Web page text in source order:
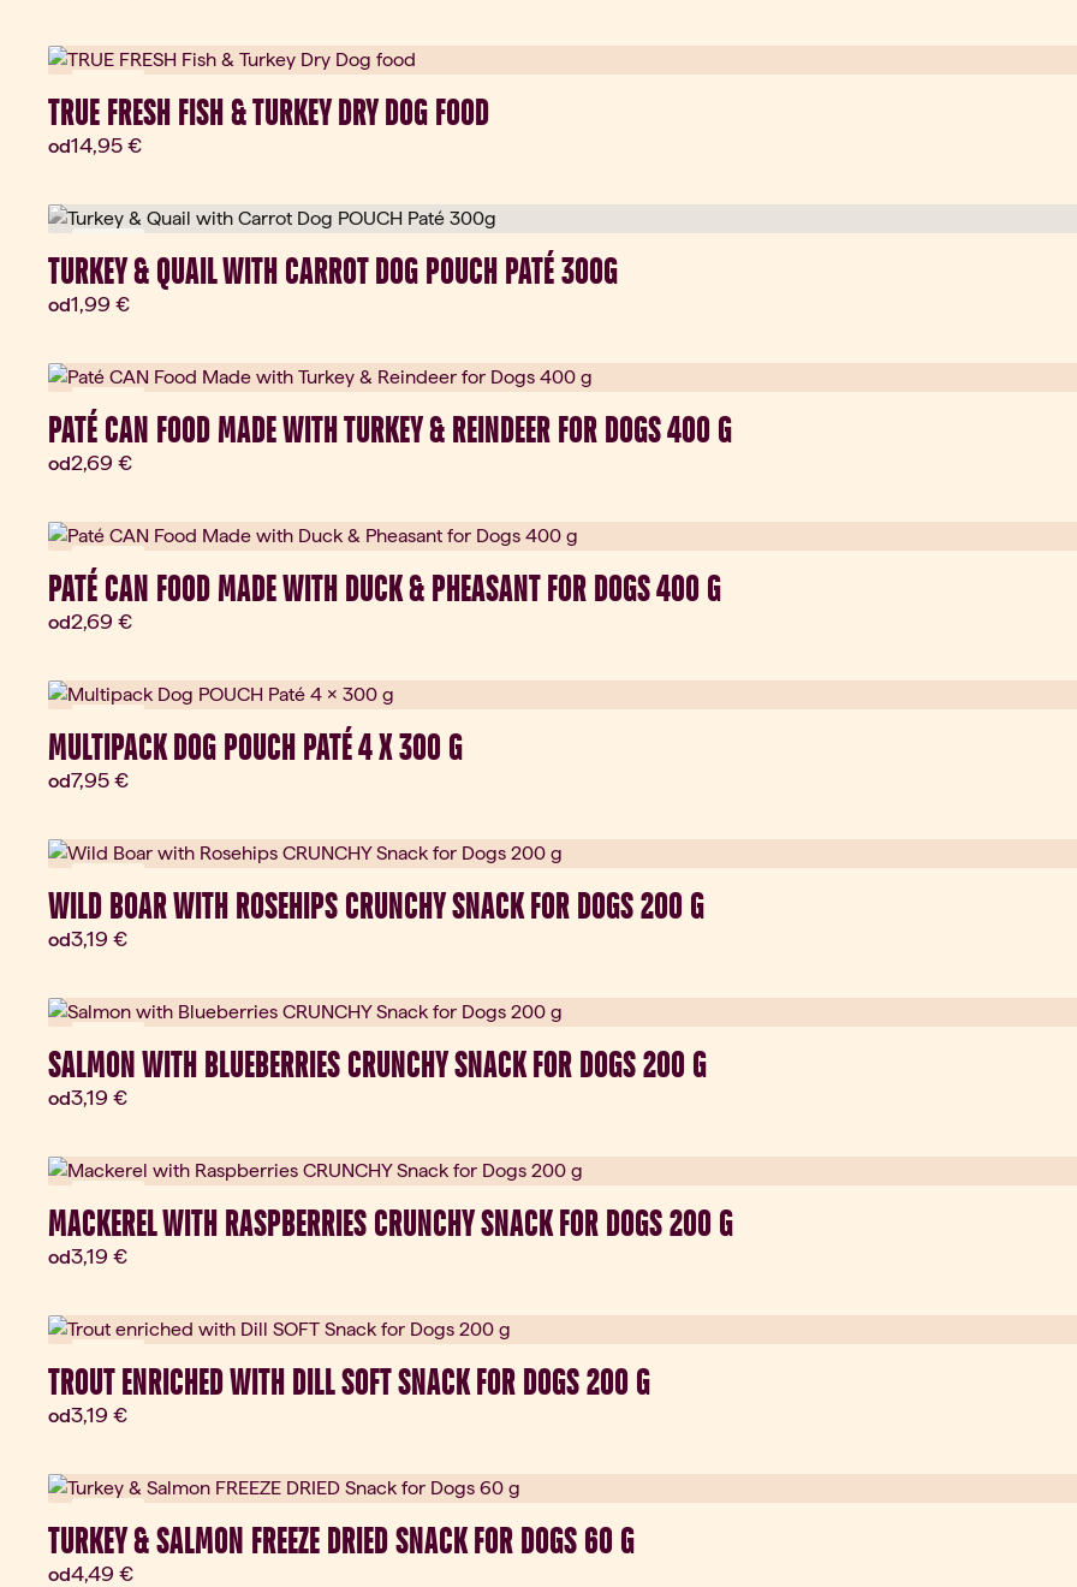
TRUE FRESH FISH & TURKEY DRY DOG FOOD
odAktuálna cena:
14,95 €
TURKEY & QUAIL WITH CARROT DOG POUCH PATÉ 300G
odAktuálna cena:
1,99 €
PATÉ CAN FOOD MADE WITH TURKEY & REINDEER FOR DOGS 400 G
odAktuálna cena:
2,69 €
PATÉ CAN FOOD MADE WITH DUCK & PHEASANT FOR DOGS 400 G
odAktuálna cena:
2,69 €
MULTIPACK DOG POUCH PATÉ 4 X 300 G
odAktuálna cena:
7,95 €
WILD BOAR WITH ROSEHIPS CRUNCHY SNACK FOR DOGS 200 G
odAktuálna cena:
3,19 €
SALMON WITH BLUEBERRIES CRUNCHY SNACK FOR DOGS 200 G
odAktuálna cena:
3,19 €
MACKEREL WITH RASPBERRIES CRUNCHY SNACK FOR DOGS 200 G
odAktuálna cena:
3,19 €
TROUT ENRICHED WITH DILL SOFT SNACK FOR DOGS 200 G
odAktuálna cena:
3,19 €
TURKEY & SALMON FREEZE DRIED SNACK FOR DOGS 60 G
odAktuálna cena:
4,49 €